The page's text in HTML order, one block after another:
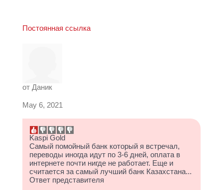
Постоянная ссылка
от Даник
May 6, 2021
Kaspi Gold
Самый помойный банк который я встречал,
переводы иногда идут по 3-6 дней, оплата в
интернете почти нигде не работает. Еще и
считается за самый лучший банк Казахстана...
Ответ представителя